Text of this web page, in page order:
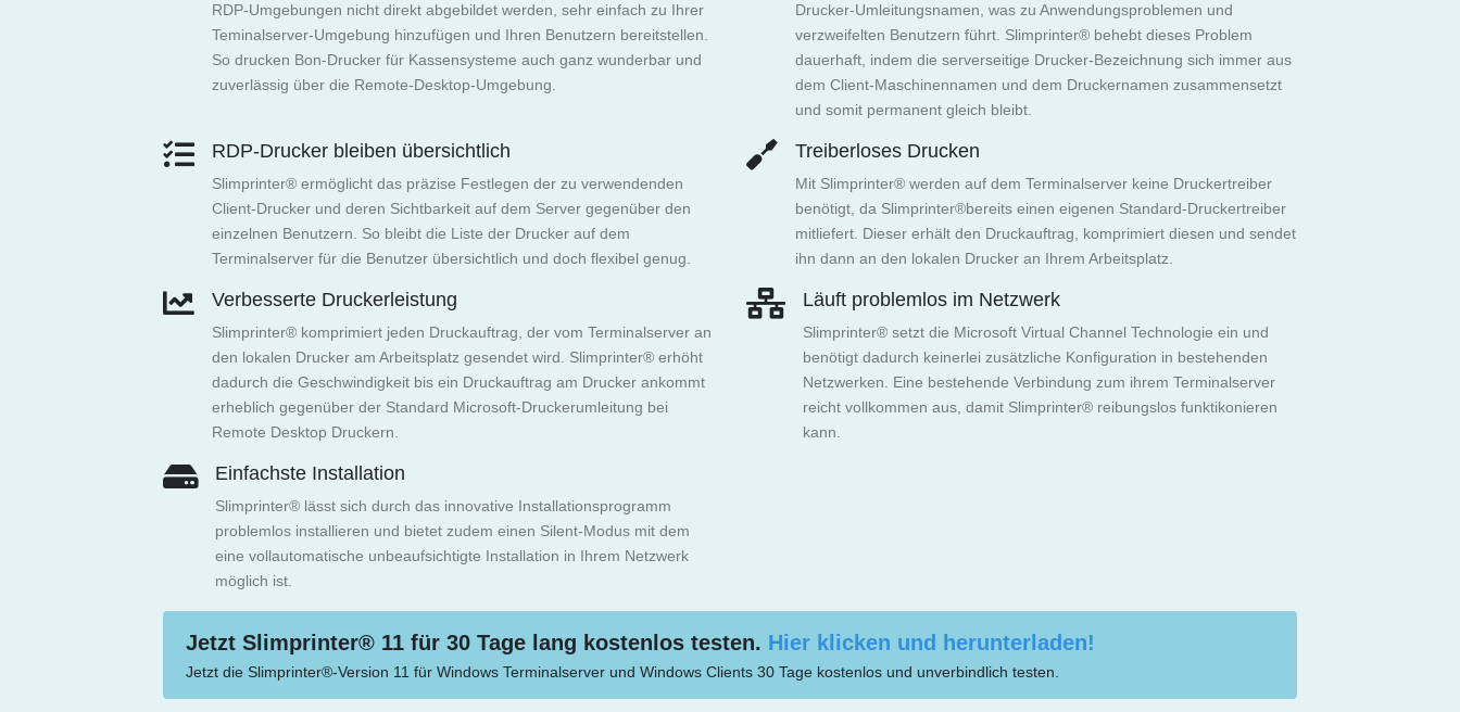
RDP-Umgebungen nicht direkt abgebildet werden, sehr einfach zu Ihrer
Teminalserver-Umgebung hinzufügen und Ihren Benutzern bereitstellen.
So drucken Bon-Drucker für Kassensysteme auch ganz wunderbar und
zuverlässig über die Remote-Desktop-Umgebung.
Drucker-Umleitungsnamen, was zu Anwendungsproblemen und
verzweifelten Benutzern führt. Slimprinter® behebt dieses Problem
dauerhaft, indem die serverseitige Drucker-Bezeichnung sich immer aus
dem Client-Maschinennamen und dem Druckernamen zusammensetzt
und somit permanent gleich bleibt.
RDP-Drucker bleiben übersichtlich
Slimprinter® ermöglicht das präzise Festlegen der zu verwendenden
Client-Drucker und deren Sichtbarkeit auf dem Server gegenüber den
einzelnen Benutzern. So bleibt die Liste der Drucker auf dem
Terminalserver für die Benutzer übersichtlich und doch flexibel genug.
Treiberloses Drucken
Mit Slimprinter® werden auf dem Terminalserver keine Druckertreiber
benötigt, da Slimprinter®bereits einen eigenen Standard-Druckertreiber
mitliefert. Dieser erhält den Druckauftrag, komprimiert diesen und sendet
ihn dann an den lokalen Drucker an Ihrem Arbeitsplatz.
Verbesserte Druckerleistung
Slimprinter® komprimiert jeden Druckauftrag, der vom Terminalserver an
den lokalen Drucker am Arbeitsplatz gesendet wird. Slimprinter® erhöht
dadurch die Geschwindigkeit bis ein Druckauftrag am Drucker ankommt
erheblich gegenüber der Standard Microsoft-Druckerumleitung bei
Remote Desktop Druckern.
Läuft problemlos im Netzwerk
Slimprinter® setzt die Microsoft Virtual Channel Technologie ein und
benötigt dadurch keinerlei zusätzliche Konfiguration in bestehenden
Netzwerken. Eine bestehende Verbindung zum ihrem Terminalserver
reicht vollkommen aus, damit Slimprinter® reibungslos funktikonieren
kann.
Einfachste Installation
Slimprinter® lässt sich durch das innovative Installationsprogramm
problemlos installieren und bietet zudem einen Silent-Modus mit dem
eine vollautomatische unbeaufsichtigte Installation in Ihrem Netzwerk
möglich ist.
Jetzt Slimprinter® 11 für 30 Tage lang kostenlos testen. Hier klicken und herunterladen!
Jetzt die Slimprinter®-Version 11 für Windows Terminalserver und Windows Clients 30 Tage kostenlos und unverbindlich testen.